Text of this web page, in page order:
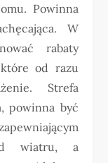
Powinna
W
rabaty
od razu
Strefa
powinna być
wiatru, a